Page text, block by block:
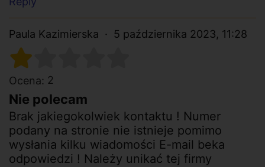
Paula Kazimierska 5 października 2023, 11:28
Ocena: 2
Nie polecam
Brak jakiegokolwiek kontaktu ! Numer
podany na stronie nie istnieje pomimo
wysłania kilku wiadomości E-mail beka
odpowiedzi ! Należy unikać tej firmy